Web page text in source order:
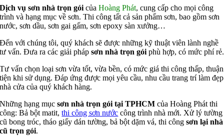
Dịch vụ sơn nhà trọn gói củaHoàng Phát, cung cấp cho mọi công
trình và hạng mục về sơn. Thi công tất cả sản phẩm sơn, bao gồm sơn
nước, sơn dầu, sơn gai gấm, sơn epoxy sàn xưởng…
Đến với chúng tôi, quý khách sẽ được những kỹ thuật viên lành nghề
tư vấn. Đưa ra các giải phápsơn nhà trọn gói phù hợp, có mức phí rẻ.
Tư vấn chọn loại sơn vừa tốt, vừa bền, có mức giá thi công thấp, thuận
tiện khi sử dụng. Đáp ứng được mọi yêu cầu, nhu cầu trang trí làm đẹp
nhà cửa của quý khách hàng.
Những hạng mụcsơn nhà trọn gói tại TPHCM của Hoàng Phát thi
công: Bả bột matit,thi công sơn nước công trình nhà mới. Xử lý tường
cũ bong tróc, tháo giấy dán tường, bả bột dặm vá, thi côngsơn lại nhà
cũ trọn gói.